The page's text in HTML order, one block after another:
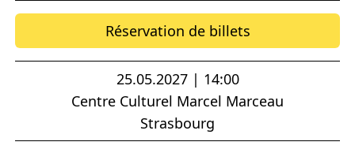
Réservation de billets
25.05.2027 | 14:00
Centre Culturel Marcel Marceau
Strasbourg